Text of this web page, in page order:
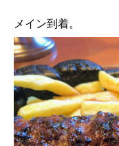
メイン到着。